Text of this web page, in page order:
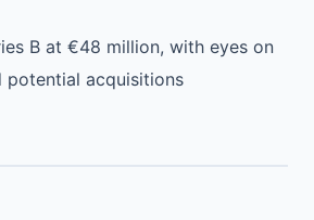
B at €48 million, with eyes on
potential acquisitions